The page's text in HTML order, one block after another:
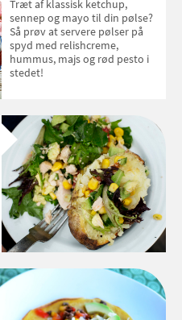
Træt af klassisk ketchup,
sennep og mayo til din pølse?
Så prøv at servere pølser på
spyd med relishcreme,
hummus, majs og rød pesto i
stedet!